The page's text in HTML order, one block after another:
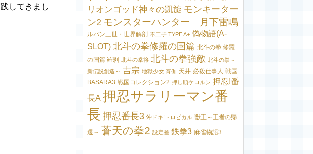
してきまし
リオンゴッド神々の凱旋 モンキーター
ン2 モンスターハンター 月下雷鳴
ルパン三世・世界解剖 不二子 TYPE A+ 偽物語(A-
SLOT) 北斗の拳修羅の国篇 北斗の拳 修羅
の国篇 羅刹 北斗の拳将 北斗の拳強敵 北斗の拳～
新伝説創造～ 吉宗 地獄少女 宵伽 天井 必殺仕事人 戦国
BASARA3 戦国コレクション2 押し順ケロルン 押忍!番
長A 押忍サラリーマン番
長 押忍番長3 沖ドキ!トロピカル 獣王～王者の帰
還～ 蒼天の拳2 設定差 鉄拳3 麻雀物語3